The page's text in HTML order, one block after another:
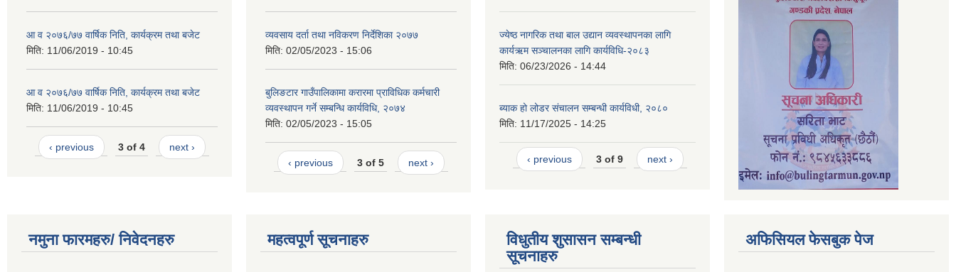
आ व २०७६/७७ वार्षिक निति, कार्यक्रम तथा बजेट
मिति: 11/06/2019 - 10:45
आ व २०७६/७७ वार्षिक निति, कार्यक्रम तथा बजेट
मिति: 11/06/2019 - 10:45
‹ previous 3 of 4 next ›
व्यवसाय दर्ता तथा नविकरण निर्देशिका २०७७
मिति: 02/05/2023 - 15:06
बुलिङटार गाउँपालिकामा करारमा प्राविधिक कर्मचारी
व्यवस्थापन गर्ने सम्बन्धि कार्यविधि, २०७४
मिति: 02/05/2023 - 15:05
‹ previous 3 of 5 next ›
ज्येष्ठ नागरिक तथा बाल उद्यान व्यवस्थापनका लागि
कार्यऋम सञ्चालनका लागि कार्यविधि-२०८३
मिति: 06/23/2026 - 14:44
ब्याक हो लोडर संचालन सम्बन्धी कार्यविधी, २०८०
मिति: 11/17/2025 - 14:25
‹ previous 3 of 9 next ›
नमुना फारमहरु/ निवेदनहरु महत्वपूर्ण सूचनाहरु
विधुतीय शुसासन सम्बन्धी
सूचनाहरु
अफिसियल फेसबुक पेज